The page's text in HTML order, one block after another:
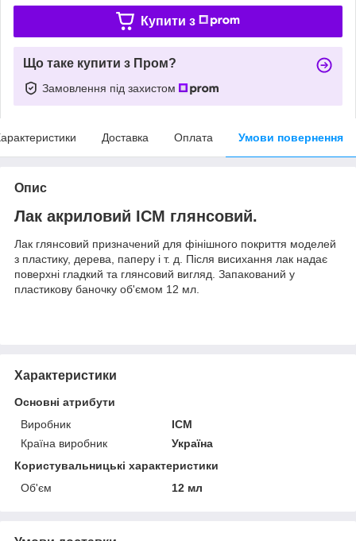
Купити з
Що таке купити з Пром?
Замовлення під захистом
Доставка Оплата Умови повернення
Опис
Лак акриловий ICM глянсовий.
Лак глянсовий призначений для фінішного покриття моделей
з пластику, дерева, паперу і т. д. Після висихання лак надає
поверхні гладкий та глянсовий вигляд. Запакований у
пластикову баночку об'ємом 12 мл.
Характеристики
Основні атрибути
Виробник
ICM
Країна виробник
Україна
Користувальницькі характеристики
Об'єм
12 мл